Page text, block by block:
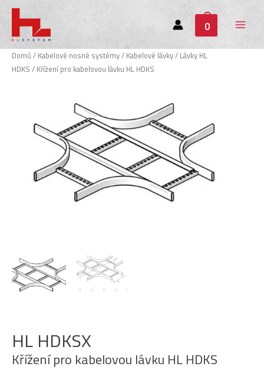
0
Main
Menu
Domů / Kabelové nosné systémy/ Kabelové lávky/ Lávky HL
HDKS / Křížení pro kabelovou lávku HL HDKS
HL HDKSX
Křížení pro kabelovou lávku HL HDKS